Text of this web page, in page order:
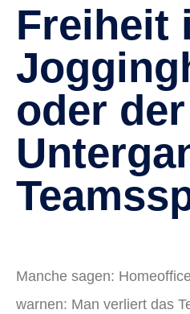
Freiheit
oder der
Manche sagen:
warnen: Man verliert das